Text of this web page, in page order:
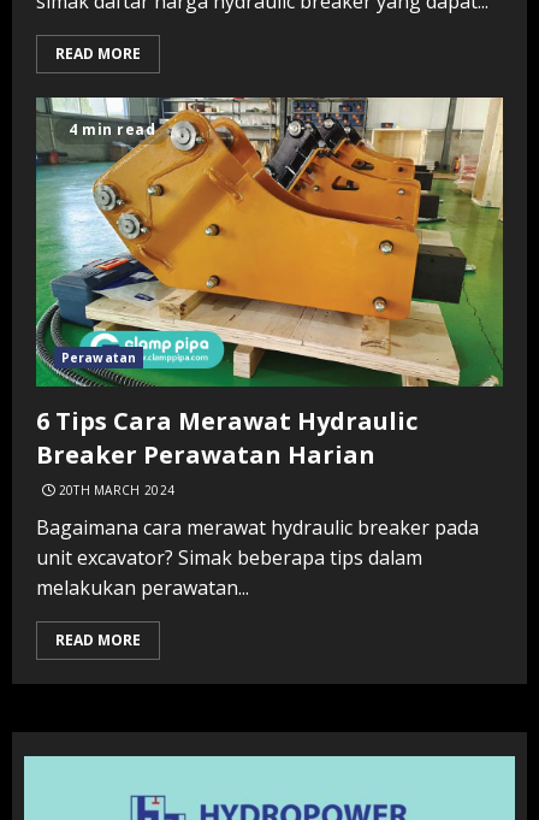
READ MORE
4 min read
Perawatan
6 Tips Cara Merawat Hydraulic
Breaker Perawatan Harian
20TH MARCH 2024
Bagaimana cara merawat hydraulic breaker pada
unit excavator? Simak beberapa tips dalam
melakukan perawatan...
READ MORE